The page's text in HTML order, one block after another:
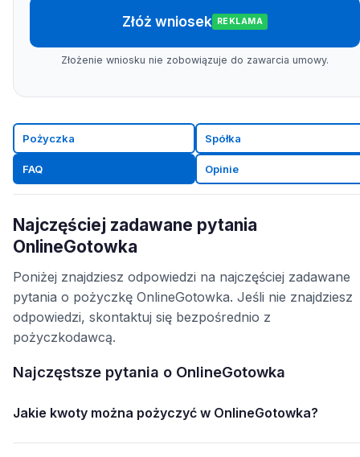
Złóż wniosek REKLAMA
Złożenie wniosku nie zobowiązuje do zawarcia umowy.
Pożyczka Spółka
FAQ Opinie
Najczęściej zadawane pytania
OnlineGotowka
Poniżej znajdziesz odpowiedzi na najczęściej zadawane
pytania o pożyczkę OnlineGotowka. Jeśli nie znajdziesz
odpowiedzi, skontaktuj się bezpośrednio z
pożyczkodawcą.
Najczęstsze pytania o OnlineGotowka
Jakie kwoty można pożyczyć w OnlineGotowka?